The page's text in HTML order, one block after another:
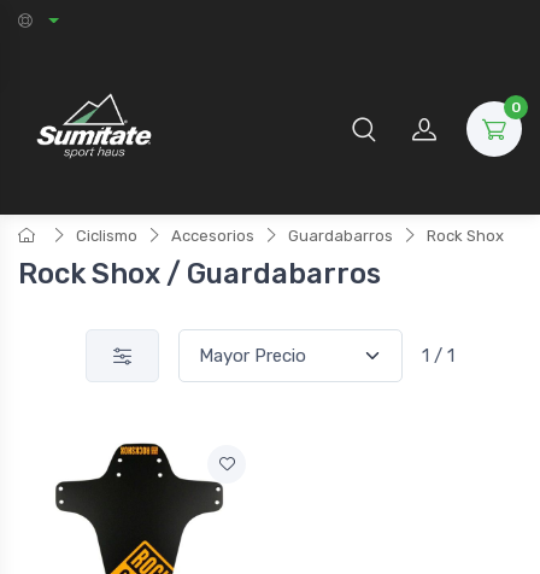
0
Ciclismo Accesorios Guardabarros Rock Shox
Rock Shox / Guardabarros
1 / 1